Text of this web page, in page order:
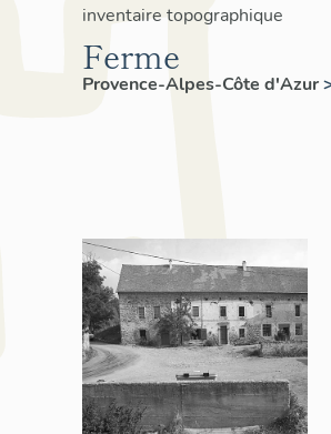
inventaire topographique
Ferme
Provence-Alpes-Côte d'Azur